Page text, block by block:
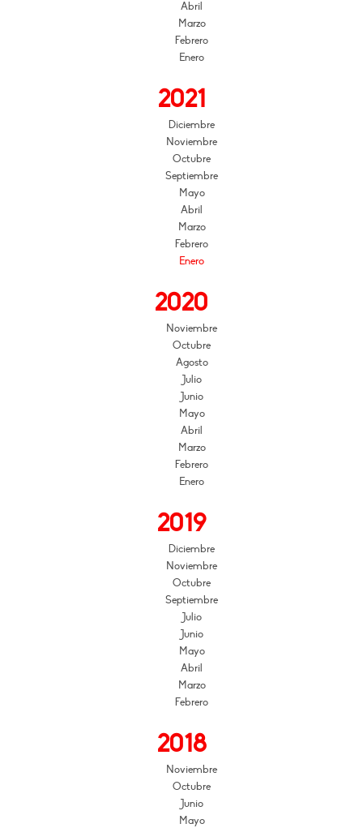
Abril
Marzo
Febrero
Enero
2021
Diciembre
Noviembre
Octubre
Septiembre
Mayo
Abril
Marzo
Febrero
Enero
2020
Noviembre
Octubre
Agosto
Julio
Junio
Mayo
Abril
Marzo
Febrero
Enero
2019
Diciembre
Noviembre
Octubre
Septiembre
Julio
Junio
Mayo
Abril
Marzo
Febrero
2018
Noviembre
Octubre
Junio
Mayo